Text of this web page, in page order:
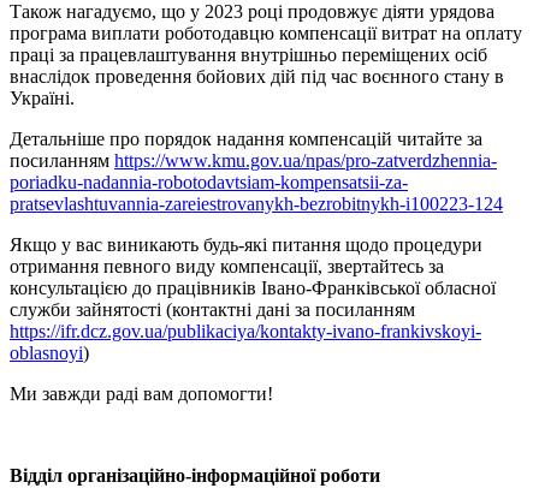
Також нагадуємо, що у 2023 році продовжує діяти урядова
програма виплати роботодавцю компенсації витрат на оплату
праці за працевлаштування внутрішньо переміщених осіб
внаслідок проведення бойових дій під час воєнного стану в
Україні.
Детальніше про порядок надання компенсацій читайте за
посиланням https://www.kmu.gov.ua/npas/pro-zatverdzhennia-
poriadku-nadannia-robotodavtsiam-kompensatsii-za-
pratsevlashtuvannia-zareiestrovanykh-bezrobitnykh-i100223-124
Якщо у вас виникають будь-які питання щодо процедури
отримання певного виду компенсації, звертайтесь за
консультацією до працівників Івано-Франківської обласної
служби зайнятості (контактні дані за посиланням
https://ifr.dcz.gov.ua/publikaciya/kontakty-ivano-frankivskoyi-
oblasnoyi)
Ми завжди раді вам допомогти!
Відділ організаційно-інформаційної роботи